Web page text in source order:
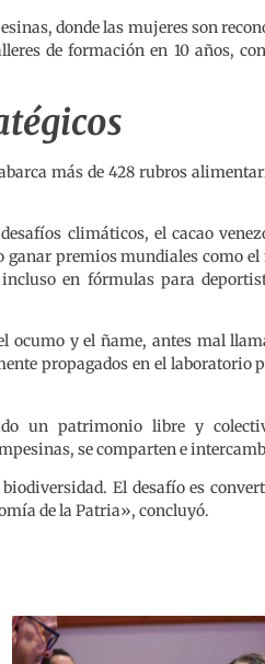
donde las mujeres son
de formación en 10 años,
más de 428 rubros
climáticos, el cacao
premios mundiales como el
en fórmulas para
ocumo y el ñame, antes mal
propagados en el laboratorio
un patrimonio libre y
se comparten e
El desafío es
de la Patria», concluyó.